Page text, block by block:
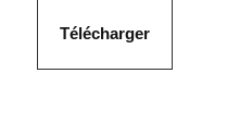
Télécharger